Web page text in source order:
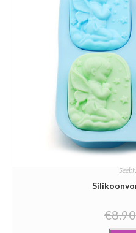
€8.90